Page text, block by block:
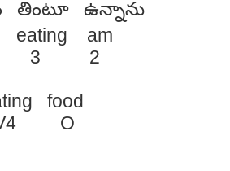
తింటూ
ఉన్నాను
eating
am
3 2
food
O